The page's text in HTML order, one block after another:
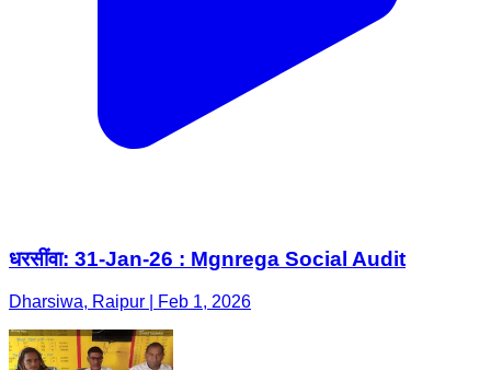
धरसींवा: 31-Jan-26 : Mgnrega Social Audit
Dharsiwa, Raipur | Feb 1, 2026